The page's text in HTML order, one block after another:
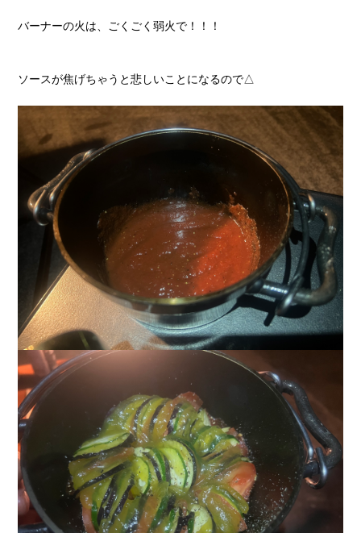
バーナーの火は、ごくごく弱火で！！！
ソースが焦げちゃうと悲しいことになるので△